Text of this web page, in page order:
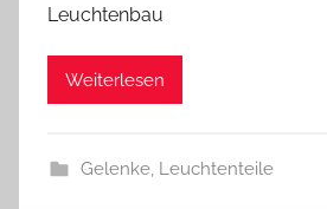
Leuchtenbau
Weiterlesen
Gelenke, Leuchtenteile